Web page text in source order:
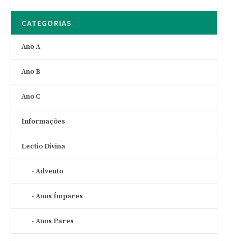
CATEGORIAS
Ano A
Ano B
Ano C
Informações
Lectio Divina
Advento
Anos Ímpares
Anos Pares